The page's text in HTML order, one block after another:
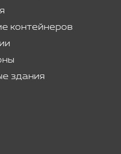
контейнеров
здания